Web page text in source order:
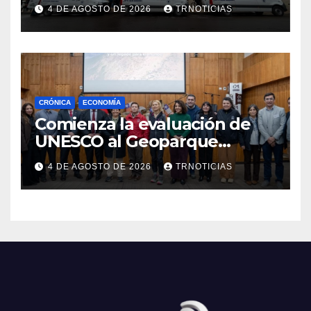
Cauquenes y Sagrada Familia
4 DE AGOSTO DE 2026 TRNOTICIAS
CRÓNICA ECONOMÍA
Comienza la evaluación de
UNESCO al Geoparque
Aspirante Pillanmapu en el
Maule
4 DE AGOSTO DE 2026 TRNOTICIAS